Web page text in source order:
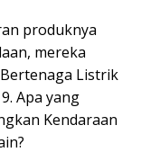
produknya
mereka
Listrik
Apa yang
Kendaraan